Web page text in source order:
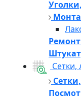
Сетки,